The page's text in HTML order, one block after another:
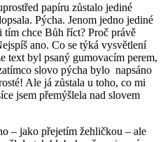
papíru zůstalo jediné
Pýcha. Jenom jedno jediné
chce Bůh říct? Proč právě
ano. Co se týká vysvětlení
text byl psaný gumovacím perem,
slovo pýcha bylo napsáno
Ale já zůstala u toho, co mi
jsem přemýšlela nad slovem
– jako přejetím žehličkou – ale